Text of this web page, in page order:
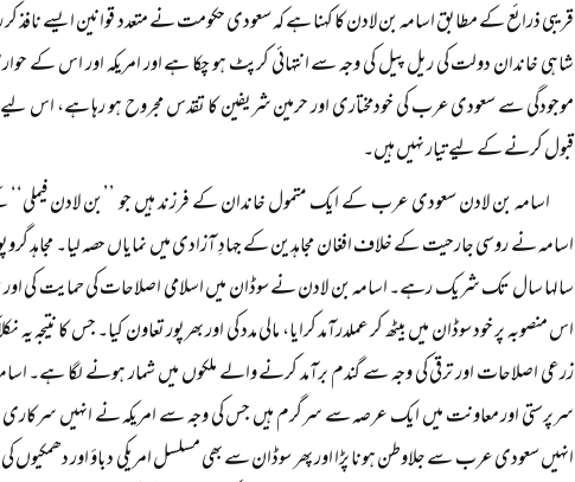
قریبی ذرائع کے مطابق اسامہ بن لادن کا کہنا ہے کہ سعودی حکومت نے متعدد قوانین ایسے نافذ
شاہی خاندان دولت کی ریل پیل کی وجہ سے انتہائی کرپٹ ہو چکا ہے اور امریکہ اور اس کے
موجودگی سے سعودی عرب کی خودمختاری اور حرمین شریفین کا تقدس مجروح ہو رہا ہے، اس
قبول کرنے کے لیے تیار نہیں ہیں۔
اسامہ بن لادن سعودی عرب کے ایک متمول خاندان کے فرزند ہیں جو ’’بن لادن
اسامہ نے روسی جارحیت کے خلاف افغان مجاہدین کے جہادِ آزادی میں نمایاں حصہ لیا۔ مجاہد
سالہا سال تک شریک رہے۔ اسامہ بن لادن نے سوڈان میں اسلامی اصلاحات کی حمایت کی اور
اس منصوبہ پر خود سوڈان میں بیٹھ کر عملدرآمد کرایا، مالی مدد کی اور بھرپور تعاون کیا۔ جس کا نتیجہ
زرعی اصلاحات اور ترقی کی وجہ سے گندم برآمد کرنے والے ملکوں میں شمار ہونے لگا ہے۔
سرپرستی اور معاونت میں ایک عرصہ سے سرگرم ہیں جس کی وجہ سے امریکہ نے انہیں
انہیں سعودی عرب سے جلاوطن ہونا پڑا اور پھر سوڈان سے بھی مسلسل امریکی دباؤ اور دھمکیوں